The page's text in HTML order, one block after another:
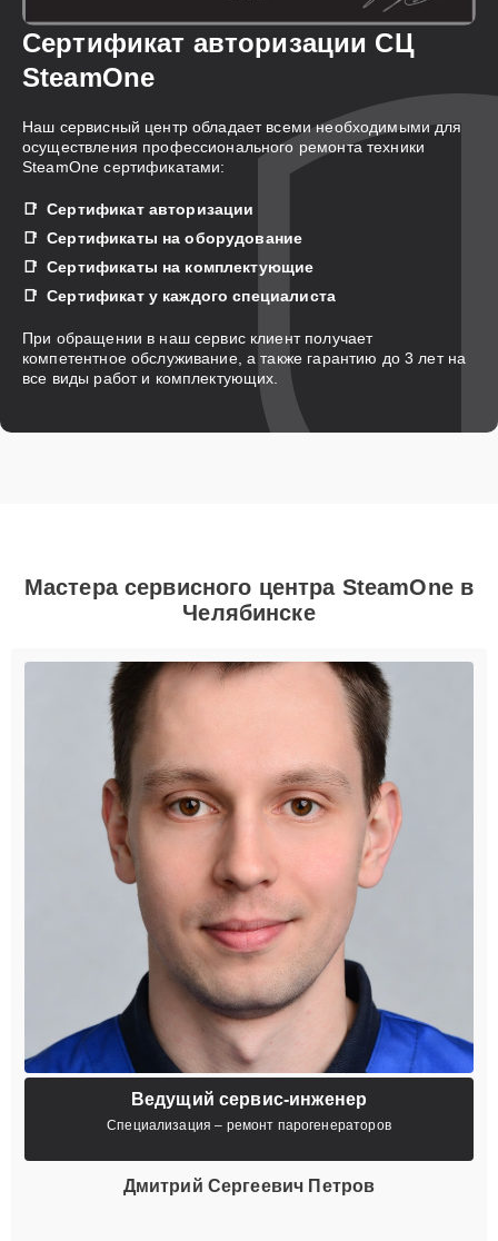
Сертификат авторизации СЦ
SteamOne
Наш сервисный центр обладает всеми необходимыми для
осуществления профессионального ремонта техники
SteamOne сертификатами:
Сертификат авторизации
Сертификаты на оборудование
Сертификаты на комплектующие
Сертификат у каждого специалиста
При обращении в наш сервис клиент получает
компетентное обслуживание, а также гарантию до 3 лет на
все виды работ и комплектующих.
Мастера сервисного центра SteamOne в
Челябинске
Ведущий сервис-инженер
Специализация – ремонт парогенераторов
Дмитрий Сергеевич Петров